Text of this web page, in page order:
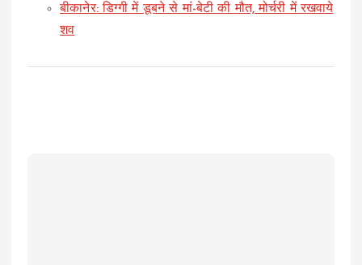
बीकानेर: डिग्गी में डूबने से मां-बेटी की मौत, मोर्चरी में रखवाये
शव